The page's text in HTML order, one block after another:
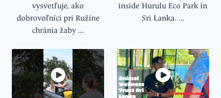
vysvetľuje, ako
dobrovoľníci pri Ružíne
chránia žaby ...
inside Hurulu Eco Park in
Sri Lanka. ...